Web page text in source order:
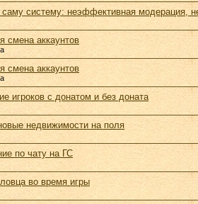
систему: неэффективная модерация,
смена аккаунтов
смена аккаунтов
игроков с донатом и без доната
недвижимости на поля
по чату на ГС
во время игры